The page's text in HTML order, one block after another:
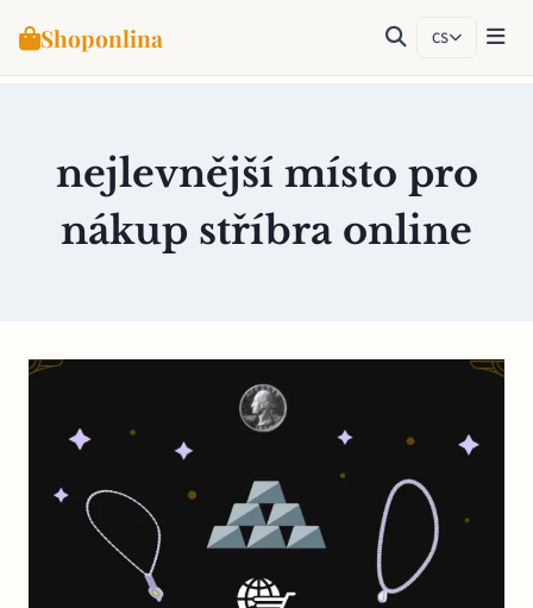
Shoponlina CS
nejlevnější místo pro
nákup stříbra online